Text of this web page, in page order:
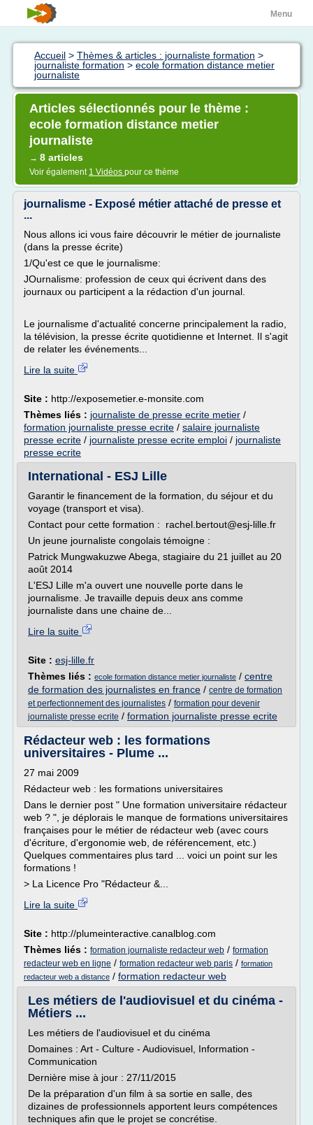
Menu
Accueil > Thèmes & articles : journaliste formation >
journaliste formation > ecole formation distance metier
journaliste
Articles sélectionnés pour le thème :
ecole formation distance metier
journaliste
→ 8 articles
Voir également 1 Vidéos pour ce thème
journalisme - Exposé métier attaché de presse et
...
Nous allons ici vous faire découvrir le métier de journaliste
(dans la presse écrite)
1/Qu'est ce que le journalisme:
JOurnalisme: profession de ceux qui écrivent dans des
journaux ou participent a la rédaction d'un journal.
Le journalisme d'actualité concerne principalement la radio,
la télévision, la presse écrite quotidienne et Internet. Il s'agit
de relater les événements...
Lire la suite
Site : http://exposemetier.e-monsite.com
Thèmes liés : journaliste de presse ecrite metier /
formation journaliste presse ecrite / salaire journaliste
presse ecrite / journaliste presse ecrite emploi / journaliste
presse ecrite
International - ESJ Lille
Garantir le financement de la formation, du séjour et du
voyage (transport et visa).
Contact pour cette formation : rachel.bertout@esj-lille.fr
Un jeune journaliste congolais témoigne :
Patrick Mungwakuzwe Abega, stagiaire du 21 juillet au 20
août 2014
L'ESJ Lille m'a ouvert une nouvelle porte dans le
journalisme. Je travaille depuis deux ans comme
journaliste dans une chaine de...
Lire la suite
Site : esj-lille.fr
Thèmes liés : ecole formation distance metier journaliste / centre
de formation des journalistes en france / centre de formation
et perfectionnement des journalistes / formation pour devenir
journaliste presse ecrite / formation journaliste presse ecrite
Rédacteur web : les formations
universitaires - Plume ...
27 mai 2009
Rédacteur web : les formations universitaires
Dans le dernier post " Une formation universitaire rédacteur
web ? ", je déplorais le manque de formations universitaires
françaises pour le métier de rédacteur web (avec cours
d'écriture, d'ergonomie web, de référencement, etc.)
Quelques commentaires plus tard ... voici un point sur les
formations !
> La Licence Pro "Rédacteur &...
Lire la suite
Site : http://plumeinteractive.canalblog.com
Thèmes liés : formation journaliste redacteur web / formation
redacteur web en ligne / formation redacteur web paris / formation
redacteur web a distance / formation redacteur web
Les métiers de l'audiovisuel et du cinéma -
Métiers ...
Les métiers de l'audiovisuel et du cinéma
Domaines : Art - Culture - Audiovisuel, Information -
Communication
Dernière mise à jour : 27/11/2015
De la préparation d'un film à sa sortie en salle, des
dizaines de professionnels apportent leurs compétences
techniques afin que le projet se concrétise.